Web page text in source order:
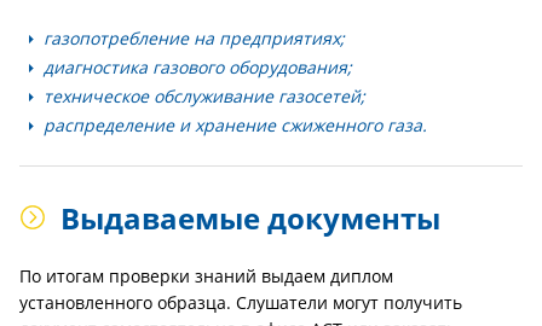
газопотребление на предприятиях;
диагностика газового оборудования;
техническое обслуживание газосетей;
распределение и хранение сжиженного газа.
Выдаваемые документы
По итогам проверки знаний выдаем диплом
установленного образца. Слушатели могут получить